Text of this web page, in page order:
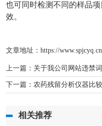
也可同时检测不同的样品
效。
文章地址： https://
上一篇： 关于我公司网站违禁
下一篇： 农药残留分析仪器比
相关推荐